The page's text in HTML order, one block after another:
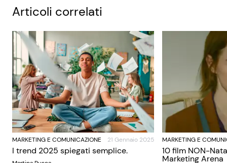
Articoli correlati
MARKETING E COMUNICAZIONE 21 Gennaio 2025
I trend 2025 spiegati semplice.
MARKETING E
10 film NON-
Marketing Arena